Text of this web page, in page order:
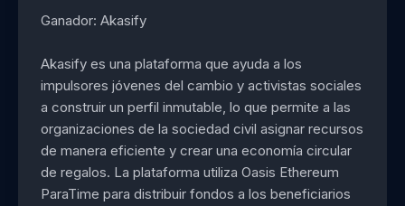
Ganador: Akasify
Akasify es una plataforma que ayuda a los
impulsores jóvenes del cambio y activistas sociales
a construir un perfil inmutable, lo que permite a las
organizaciones de la sociedad civil asignar recursos
de manera eficiente y crear una economía circular
de regalos. La plataforma utiliza Oasis Ethereum
ParaTime para distribuir fondos a los beneficiarios